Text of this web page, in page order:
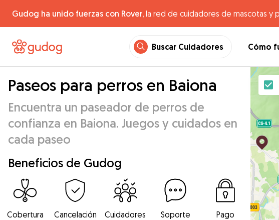
Gudog ha unido fuerzas con Rover, la red de cuidadores de mascotas y
Buscar Cuidadores Cómo
Paseos para perros en Baiona
Encuentra un paseador de perros de
confianza en Baiona. Juegos y cuidados en
cada paseo
Beneficios de Gudog
Cobertura
Cancelación
Cuidadores
Soporte
Pago